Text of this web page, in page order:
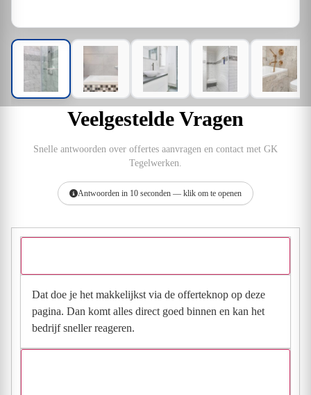
Veelgestelde Vragen
Snelle antwoorden over offertes aanvragen en contact met GK
Tegelwerken.
Antwoorden in 10 seconden — klik om te openen
Dat doe je het makkelijkst via de offerteknop op deze
pagina. Dan komt alles direct goed binnen en kan het
bedrijf sneller reageren.